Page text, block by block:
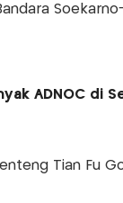
ADNOC di
Tian Fu